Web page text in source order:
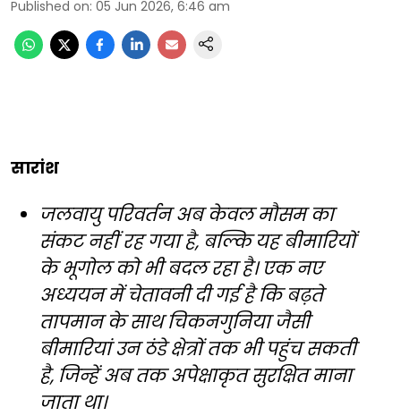
Published on: 05 Jun 2026, 6:46 am
सारांश
जलवायु परिवर्तन अब केवल मौसम का
संकट नहीं रह गया है, बल्कि यह बीमारियों
के भूगोल को भी बदल रहा है। एक नए
अध्ययन में चेतावनी दी गई है कि बढ़ते
तापमान के साथ चिकनगुनिया जैसी
बीमारियां उन ठंडे क्षेत्रों तक भी पहुंच सकती
है, जिन्हें अब तक अपेक्षाकृत सुरक्षित माना
जाता था।